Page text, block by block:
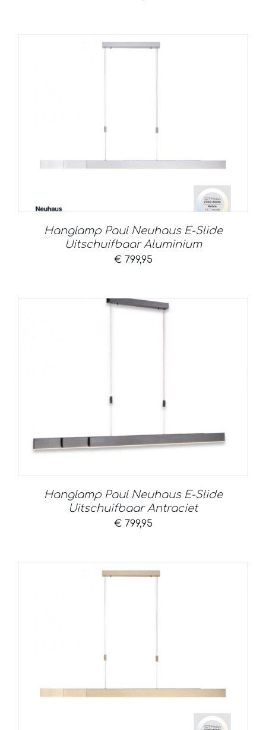
Hanglamp Paul Neuhaus E-Slide
Uitschuifbaar Aluminium
€799,95
Hanglamp Paul Neuhaus E-Slide
Uitschuifbaar Antraciet
€799,95